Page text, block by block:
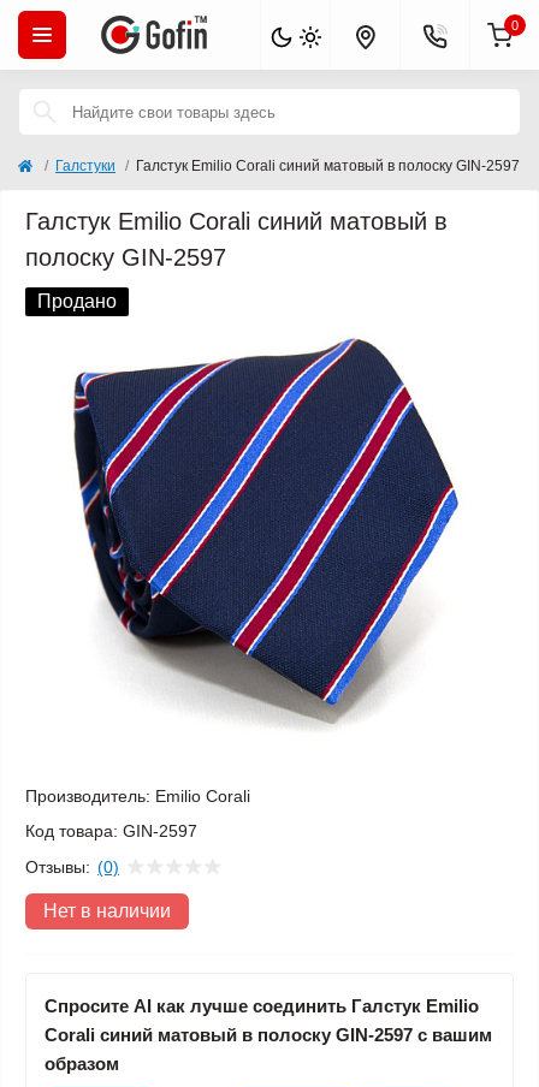
0
Галстуки Галстук Emilio Corali синий матовый в полоску GIN-2597
Галстук Emilio Corali синий матовый в
полоску GIN-2597
Продано
Производитель: Emilio Corali
Код товара: GIN-2597
Отзывы: (0)
Нет в наличии
Спросите AI как лучше соединить Галстук Emilio
Corali синий матовый в полоску GIN-2597 с вашим
образом